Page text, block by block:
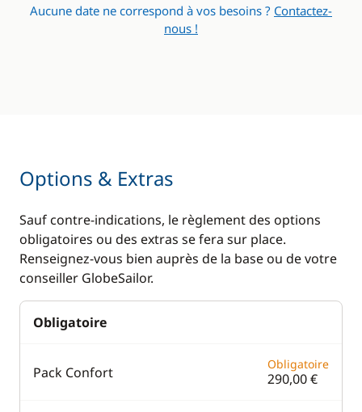
Aucune date ne correspond à vos besoins ? Contactez-
nous !
Options & Extras
Sauf contre-indications, le règlement des options
obligatoires ou des extras se fera sur place.
Renseignez-vous bien auprès de la base ou de votre
conseiller GlobeSailor.
Obligatoire
Pack Confort Obligatoire
290,00 €